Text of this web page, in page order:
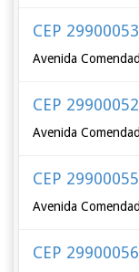
CEP 29900053
Avenida
CEP 29900052
Avenida
CEP 29900055
Avenida
CEP 29900056